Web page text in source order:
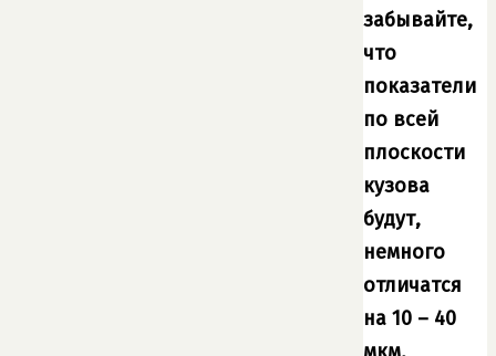
забывайте,
что
показатели
по всей
плоскости
кузова
будут,
немного
отличатся
на 10 – 40
мкм,